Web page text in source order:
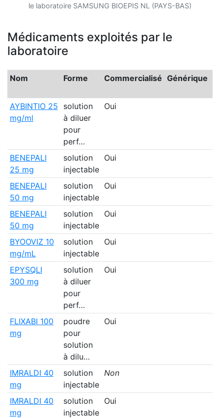
le laboratoire SAMSUNG BIOEPIS NL (PAYS-BAS)
Médicaments exploités par le
laboratoire
Nom Forme Commercialisé Générique
AYBINTIO 25
mg/ml
solution
à diluer
pour
perf…
Oui
BENEPALI
25 mg
solution
injectable
Oui
BENEPALI
50 mg
solution
injectable
Oui
BENEPALI
50 mg
solution
injectable
Oui
BYOOVIZ 10
mg/mL
solution
injectable
Oui
EPYSQLI
300 mg
solution
à diluer
pour
perf…
Oui
FLIXABI 100
mg
poudre
pour
solution
à dilu…
Oui
IMRALDI 40
mg
solution
injectable
Non
IMRALDI 40
mg
solution
injectable
Oui